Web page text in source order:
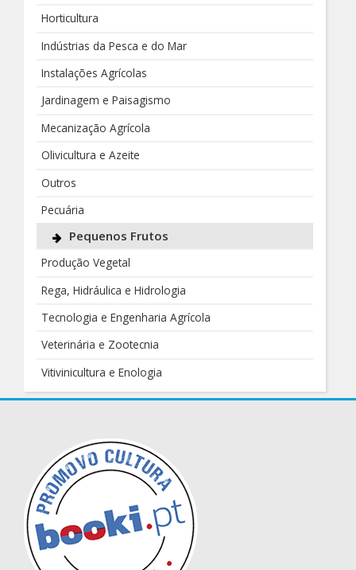
Horticultura
Indústrias da Pesca e do Mar
Instalações Agrícolas
Jardinagem e Paisagismo
Mecanização Agrícola
Olivicultura e Azeite
Outros
Pecuária
Pequenos Frutos
Produção Vegetal
Rega, Hidráulica e Hidrologia
Tecnologia e Engenharia Agrícola
Veterinária e Zootecnia
Vitivinicultura e Enologia